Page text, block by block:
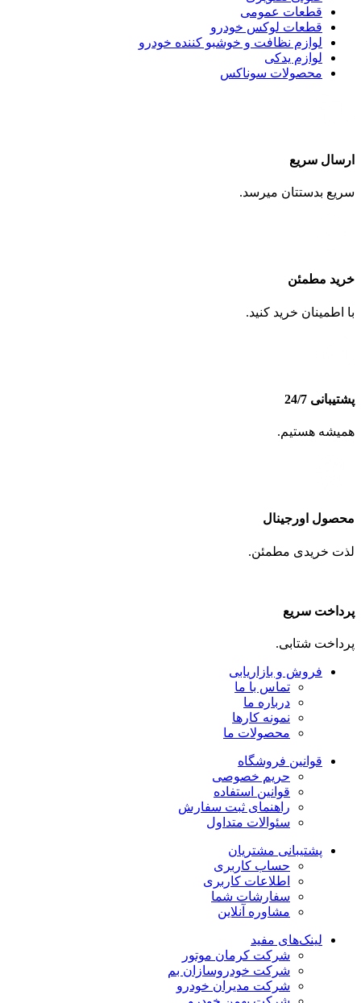
قطعات عمومی
قطعات لوکس خودرو
لوازم نظافت و خوشبو کننده خودرو
لوازم یدکی
محصولات سوناکس
ارسال سریع
سریع بدستتان میرسد.
خرید مطمئن
با اطمینان خرید کنید.
پشتیبانی 24/7
همیشه هستیم.
محصول اورجینال
لذت خریدی مطمئن.
پرداخت سریع
پرداخت شتابی.
فروش و بازاریابی
تماس با ما
درباره ما
نمونه کارها
محصولات ما
قوانین فروشگاه
حریم خصوصی
قوانین استفاده
راهنمای ثبت سفارش
سئوالات متداول
پشتیبانی مشتریان
حساب کاربری
اطلاعات کاربری
سفارشات شما
مشاوره آنلاین
لینک‌های مفید
شرکت کرمان موتور
شرکت خودروسازان بم
شرکت مدیران خودرو